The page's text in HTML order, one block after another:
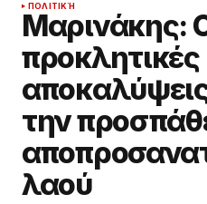
ΠΟΛΙΤΙΚΉ
Μαρινάκης:
προκλητικές
την
λαού